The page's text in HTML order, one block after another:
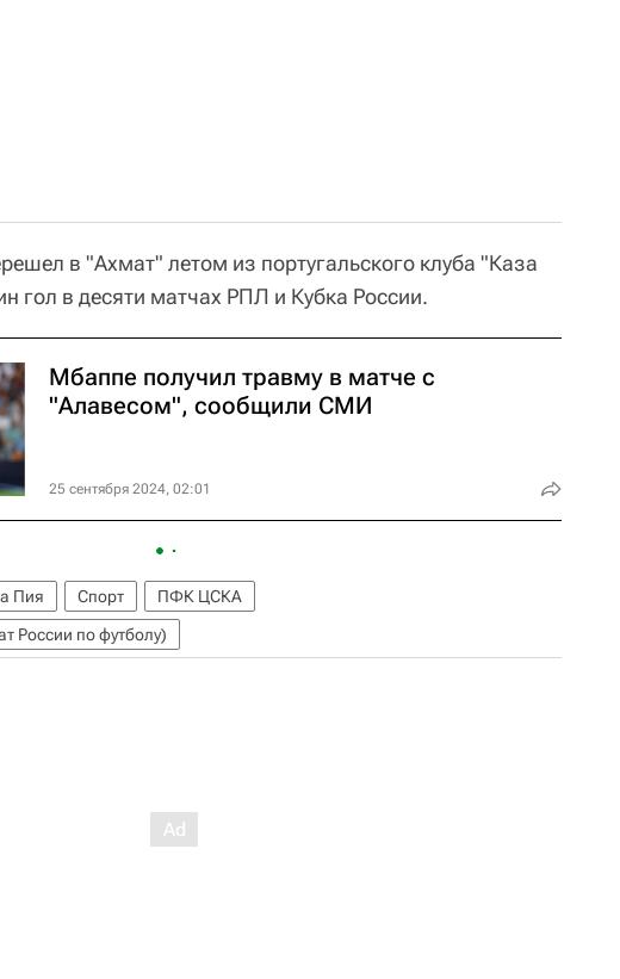
в "Ахмат" летом из португальского клуба "Каза
гол в десяти матчах РПЛ и Кубка России.
Мбаппе получил травму в матче с
"Алавесом", сообщили СМИ
25 сентября 2024, 02:01
Пия Спорт
ПФК ЦСКА
России по футболу)